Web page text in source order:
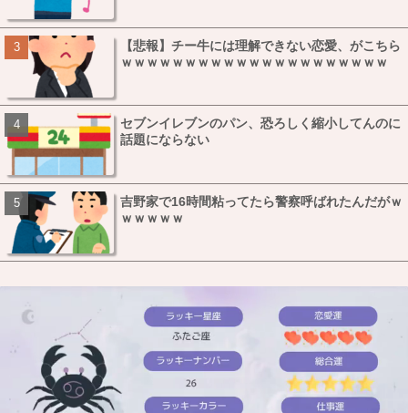
【悲報】チー牛には理解できない恋愛、がこちら
ｗｗｗｗｗｗｗｗｗｗｗｗｗｗｗｗｗｗｗｗｗ
セブンイレブンのパン、恐ろしく縮小してんのに
話題にならない
吉野家で16時間粘ってたら警察呼ばれたんだがｗ
ｗｗｗｗｗ